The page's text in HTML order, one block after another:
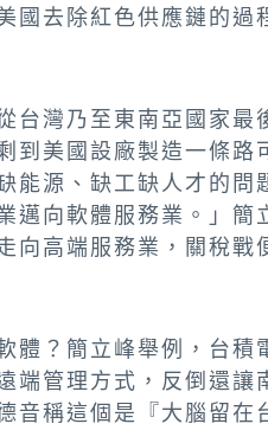
國去除紅色供應鏈的過
台灣乃至東南亞國家最
到美國設廠製造一條路
能源、缺工缺人才的問
邁向軟體服務業。」簡
向高端服務業，關稅戰
體？簡立峰舉例，台積
端管理方式，反倒還讓
音稱這個是『大腦留在